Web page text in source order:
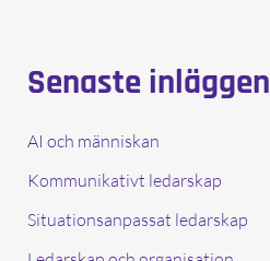
värld
–
Senaste inläggen
AI och människan
Kommunikativt ledarskap
Situationsanpassat ledarskap